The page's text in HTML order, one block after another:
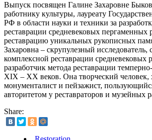
Выпуск посвящен Галине Захаровне
работнику культуры, лауреату
РФ в области науки и техники за
реставрации средневековых пергаменных
реставрацию уникальных рукописных
Захаровна – скрупулезный исследователь,
комплексной реставрации средневековых
разработчик метода реставрации
XIX – ХХ веков. Она творческий человек,
монументалист и пейзажист,
авторитетом у реставраторов и музейных
Share: